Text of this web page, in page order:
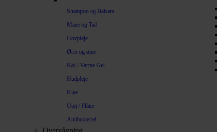
Shampoo og Balsam
Mane og Tail
Hovpleje
Ører og øjne
Køl / Varme Gel
Hudpleje
Kløe
Utøj / Flåter
Antibakteriel
Overvågning